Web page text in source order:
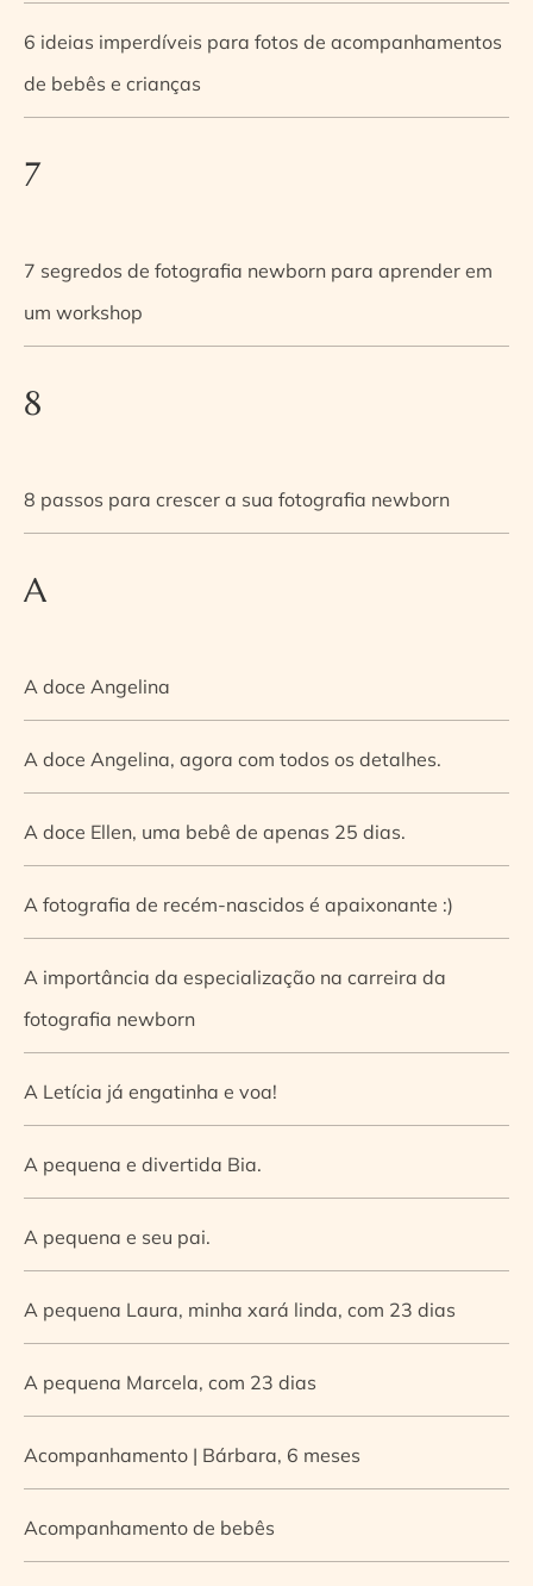
6 ideias imperdíveis para fotos de acompanhamentos
de bebês e crianças
7
7 segredos de fotografia newborn para aprender em
um workshop
8
8 passos para crescer a sua fotografia newborn
A
A doce Angelina
A doce Angelina, agora com todos os detalhes.
A doce Ellen, uma bebê de apenas 25 dias.
A fotografia de recém-nascidos é apaixonante :)
A importância da especialização na carreira da
fotografia newborn
A Letícia já engatinha e voa!
A pequena e divertida Bia.
A pequena e seu pai.
A pequena Laura, minha xará linda, com 23 dias
A pequena Marcela, com 23 dias
Acompanhamento | Bárbara, 6 meses
Acompanhamento de bebês